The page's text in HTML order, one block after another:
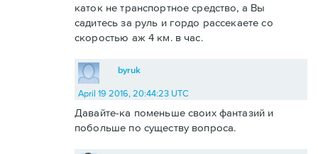
каток не транспортное средство, а Вы
садитесь за руль и гордо рассекаете со
скоростью аж 4 км. в час.
byruk
April 19 2016, 20:44:23 UTC
Давайте-ка поменьше своих фантазий и
побольше по существу вопроса.